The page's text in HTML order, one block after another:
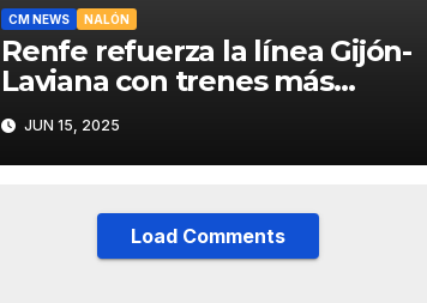
CM NEWS NALÓN
Renfe refuerza la línea Gijón-
Laviana con trenes más
fiables y mejor servicio para
recuperar viajeros
JUN 15, 2025
Load Comments